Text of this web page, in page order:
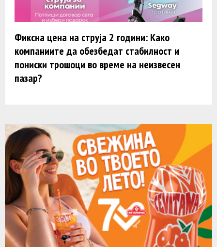
Фиксна цена на струја 2 години: Како
компаниите да обезбедат стабилност и
пониски трошоци во време на неизвесен
пазар?